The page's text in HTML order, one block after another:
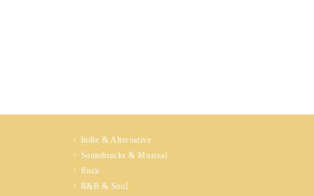
Indie & Alternative
Soundtracks & Musical
Rock
R&B & Soul